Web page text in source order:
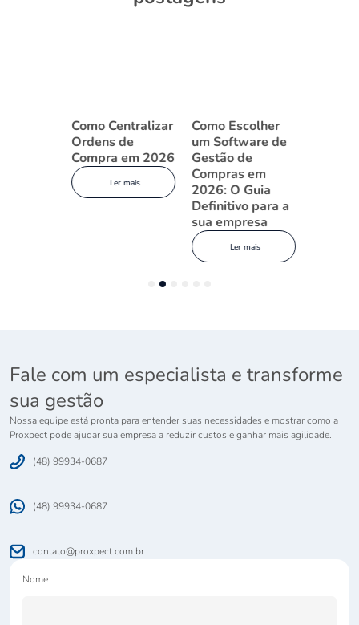
Como Centralizar
Ordens de
Compra em 2026
Ler mais
Como Escolher
um Software de
Gestão de
Compras em
2026: O Guia
Definitivo para a
sua empresa
Ler mais
56
Fale com um especialista e transforme
sua gestão
Nossa equipe está pronta para entender suas necessidades e mostrar como a
Proxpect pode ajudar sua empresa a reduzir custos e ganhar mais agilidade.
(48) 99934-0687
(48) 99934-0687
contato@proxpect.com.br
Nome